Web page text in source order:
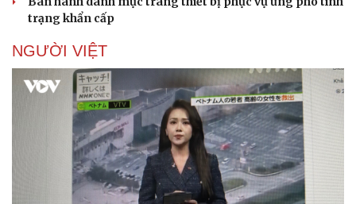
trạng khẩn cấp
NGƯỜI VIỆT